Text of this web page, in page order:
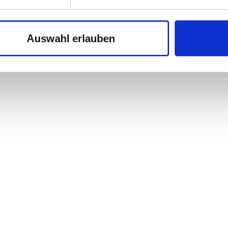
Auswahl erlauben